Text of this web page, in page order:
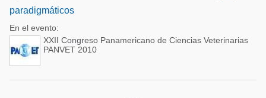
paradigmáticos
En el evento:
XXII Congreso Panamericano de Ciencias Veterinarias
PANVET 2010